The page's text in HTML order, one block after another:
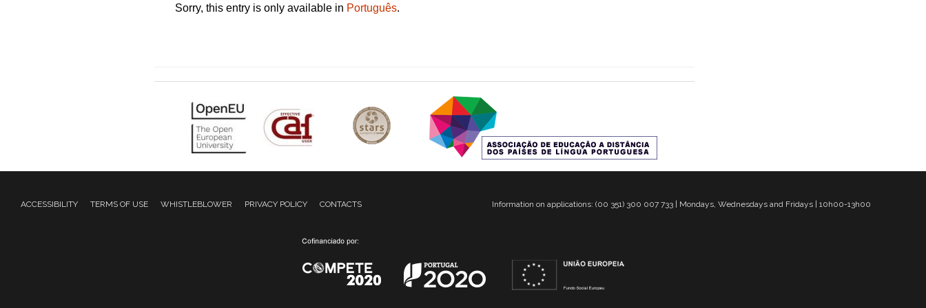
Sorry, this entry is only available in Português.
ACCESSIBILITY TERMS OF USE WHISTLEBLOWER PRIVACY POLICY CONTACTS Information on applications: (00 351) 300 007 733 | Mondays, Wednesdays and Fridays | 10h00-13h00